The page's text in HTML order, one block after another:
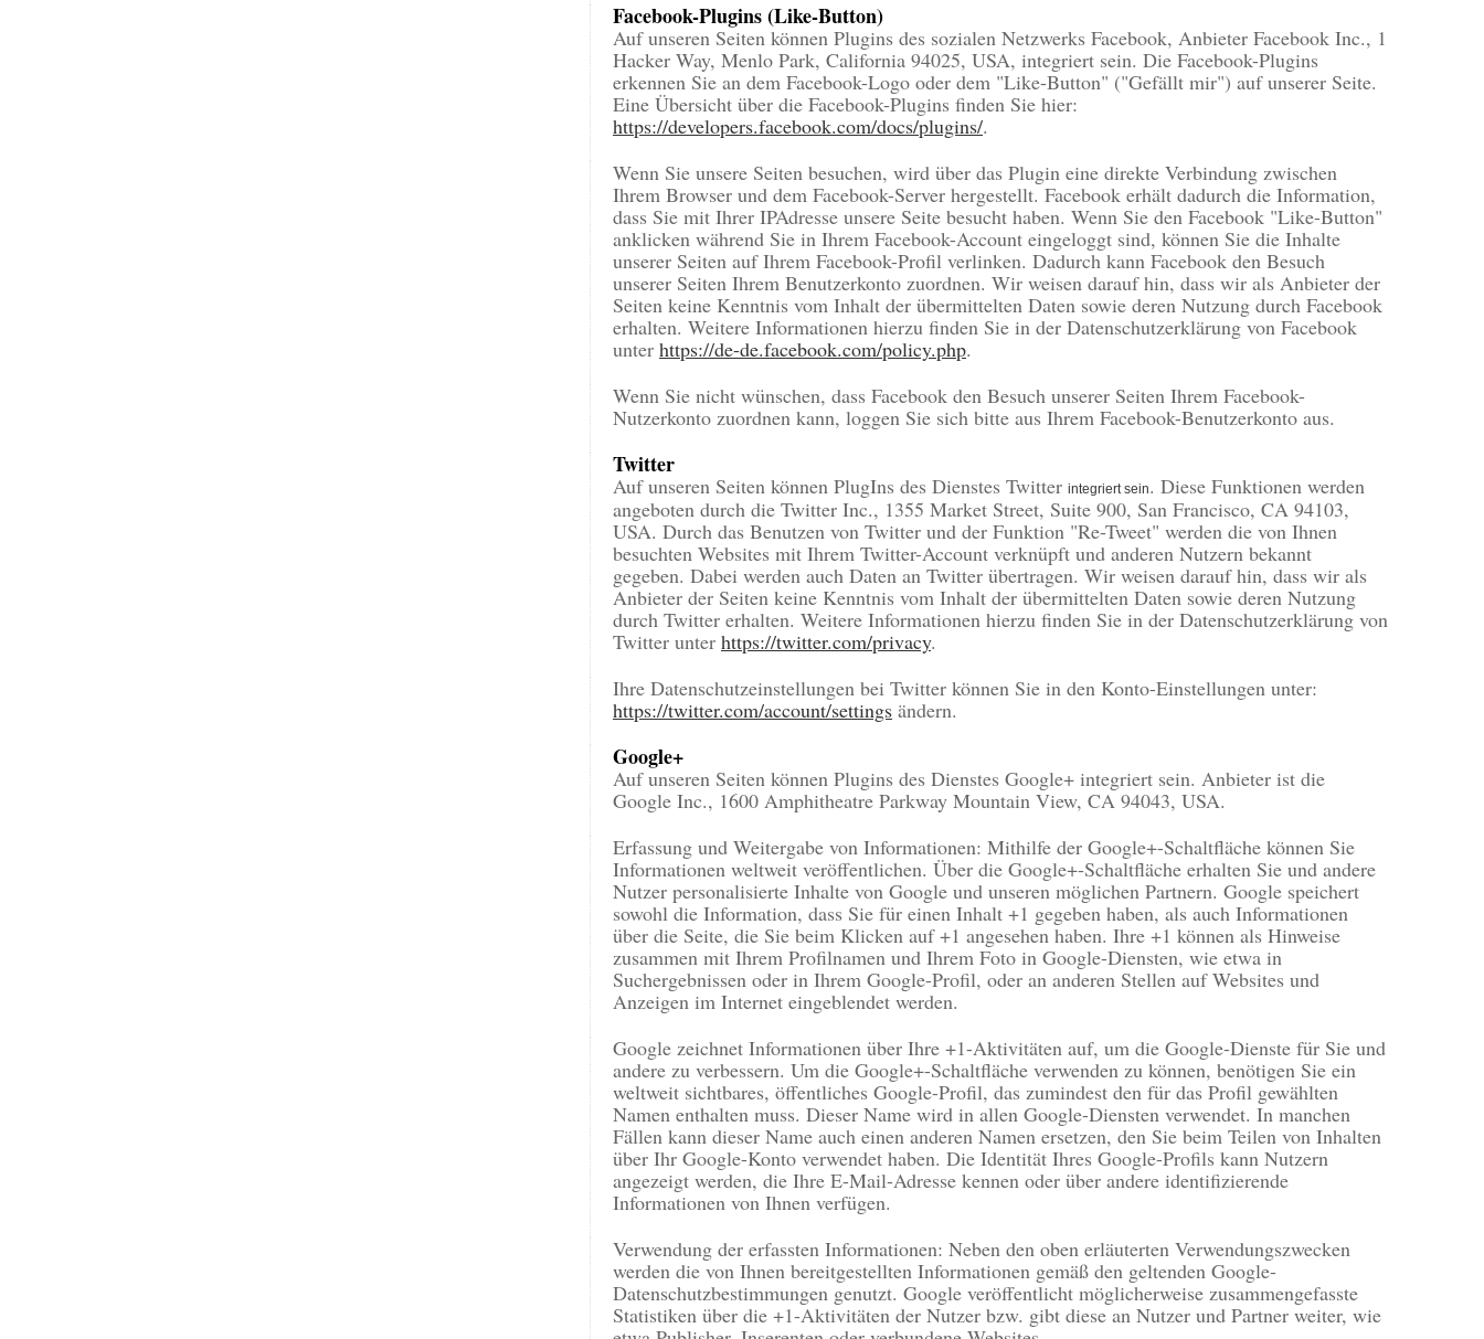
Facebook-Plugins (Like-Button)
Auf unseren Seiten können Plugins des sozialen Netzwerks Facebook, Anbieter Facebook Inc., 1
Hacker Way, Menlo Park, California 94025, USA, integriert sein. Die Facebook-Plugins
erkennen Sie an dem Facebook-Logo oder dem "Like-Button" ("Gefällt mir") auf unserer Seite.
Eine Übersicht über die Facebook-Plugins finden Sie hier:
https://developers.facebook.com/docs/plugins/.
Wenn Sie unsere Seiten besuchen, wird über das Plugin eine direkte Verbindung zwischen
Ihrem Browser und dem Facebook-Server hergestellt. Facebook erhält dadurch die Information,
dass Sie mit Ihrer IPAdresse unsere Seite besucht haben. Wenn Sie den Facebook "Like-Button"
anklicken während Sie in Ihrem Facebook-Account eingeloggt sind, können Sie die Inhalte
unserer Seiten auf Ihrem Facebook-Profil verlinken. Dadurch kann Facebook den Besuch
unserer Seiten Ihrem Benutzerkonto zuordnen. Wir weisen darauf hin, dass wir als Anbieter der
Seiten keine Kenntnis vom Inhalt der übermittelten Daten sowie deren Nutzung durch Facebook
erhalten. Weitere Informationen hierzu finden Sie in der Datenschutzerklärung von Facebook
unter https://de-de.facebook.com/policy.php.
Wenn Sie nicht wünschen, dass Facebook den Besuch unserer Seiten Ihrem Facebook-
Nutzerkonto zuordnen kann, loggen Sie sich bitte aus Ihrem Facebook-Benutzerkonto aus.
Twitter
Auf unseren Seiten können PlugIns des Dienstes Twitter integriert sein. Diese Funktionen werden
angeboten durch die Twitter Inc., 1355 Market Street, Suite 900, San Francisco, CA 94103,
USA. Durch das Benutzen von Twitter und der Funktion "Re-Tweet" werden die von Ihnen
besuchten Websites mit Ihrem Twitter-Account verknüpft und anderen Nutzern bekannt
gegeben. Dabei werden auch Daten an Twitter übertragen. Wir weisen darauf hin, dass wir als
Anbieter der Seiten keine Kenntnis vom Inhalt der übermittelten Daten sowie deren Nutzung
durch Twitter erhalten. Weitere Informationen hierzu finden Sie in der Datenschutzerklärung von
Twitter unter https://twitter.com/privacy.
Ihre Datenschutzeinstellungen bei Twitter können Sie in den Konto-Einstellungen unter:
https://twitter.com/account/settings ändern.
Google+
Auf unseren Seiten können Plugins des Dienstes Google+ integriert sein. Anbieter ist die
Google Inc., 1600 Amphitheatre Parkway Mountain View, CA 94043, USA.
Erfassung und Weitergabe von Informationen: Mithilfe der Google+-Schaltfläche können Sie
Informationen weltweit veröffentlichen. Über die Google+-Schaltfläche erhalten Sie und andere
Nutzer personalisierte Inhalte von Google und unseren möglichen Partnern. Google speichert
sowohl die Information, dass Sie für einen Inhalt +1 gegeben haben, als auch Informationen
über die Seite, die Sie beim Klicken auf +1 angesehen haben. Ihre +1 können als Hinweise
zusammen mit Ihrem Profilnamen und Ihrem Foto in Google-Diensten, wie etwa in
Suchergebnissen oder in Ihrem Google-Profil, oder an anderen Stellen auf Websites und
Anzeigen im Internet eingeblendet werden.
Google zeichnet Informationen über Ihre +1-Aktivitäten auf, um die Google-Dienste für Sie und
andere zu verbessern. Um die Google+-Schaltfläche verwenden zu können, benötigen Sie ein
weltweit sichtbares, öffentliches Google-Profil, das zumindest den für das Profil gewählten
Namen enthalten muss. Dieser Name wird in allen Google-Diensten verwendet. In manchen
Fällen kann dieser Name auch einen anderen Namen ersetzen, den Sie beim Teilen von Inhalten
über Ihr Google-Konto verwendet haben. Die Identität Ihres Google-Profils kann Nutzern
angezeigt werden, die Ihre E-Mail-Adresse kennen oder über andere identifizierende
Informationen von Ihnen verfügen.
Verwendung der erfassten Informationen: Neben den oben erläuterten Verwendungszwecken
werden die von Ihnen bereitgestellten Informationen gemäß den geltenden Google-
Datenschutzbestimmungen genutzt. Google veröffentlicht möglicherweise zusammengefasste
Statistiken über die +1-Aktivitäten der Nutzer bzw. gibt diese an Nutzer und Partner weiter, wie